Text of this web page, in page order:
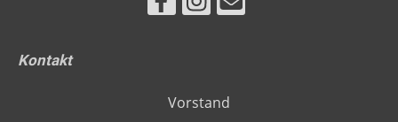
Kontakt
Vorstand